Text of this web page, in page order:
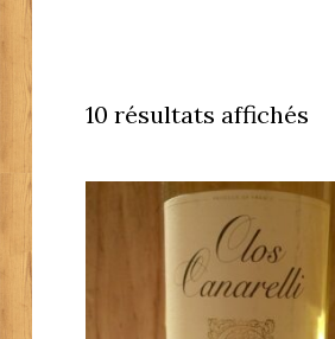
10 résultats affichés